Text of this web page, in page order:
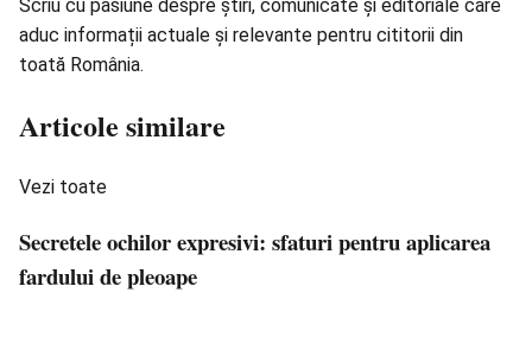
Scriu cu pasiune despre știri, comunicate și editoriale care
aduc informații actuale și relevante pentru cititorii din
toată România.
Articole similare
Vezi toate
Secretele ochilor expresivi: sfaturi pentru aplicarea
fardului de pleoape